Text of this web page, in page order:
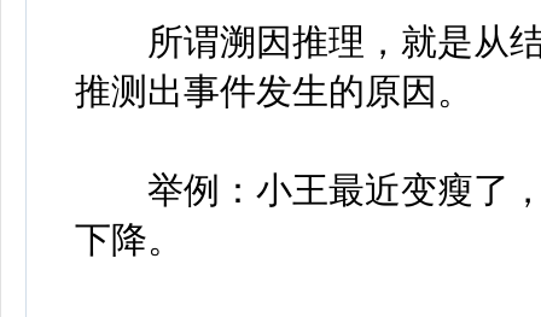
所谓溯因推理，就是从结
推测出事件发生的原因。
举例：小王最近变瘦了，
下降。